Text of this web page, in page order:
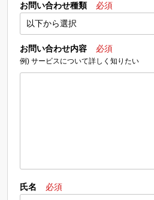
お問い合わせ種類 必須
お問い合わせ内容 必須
例) サービスについて詳しく知りたい
氏名 必須